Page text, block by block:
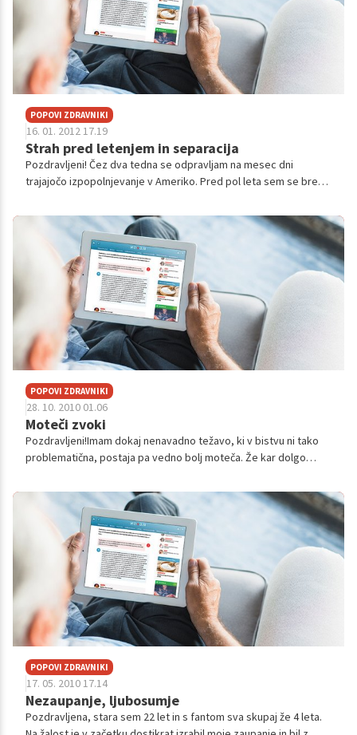
POPOVI ZDRAVNIKI
16. 01. 2012 17.19
Strah pred letenjem in separacija
Pozdravljeni! Čez dva tedna se odpravljam na mesec dni
trajajočo izpopolnjevanje v Ameriko. Pred pol leta sem se brez
vedno bolj sk...
POPOVI ZDRAVNIKI
28. 10. 2010 01.06
Moteči zvoki
Pozdravljeni!Imam dokaj nenavadno težavo, ki v bistvu ni tako
problematična, postaja pa vedno bolj moteča. Že kar dolgo
bistvu sploh ne ve...
POPOVI ZDRAVNIKI
17. 05. 2010 17.14
Nezaupanje, ljubosumje
Pozdravljena, stara sem 22 let in s fantom sva skupaj že 4 leta.